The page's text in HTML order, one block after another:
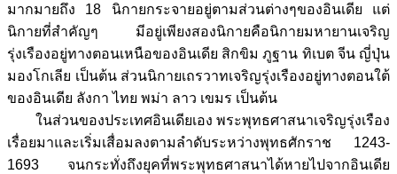
มากมายถึง 18 นิกายกระจายอยู่ตามส่วนต่างๆของอินเดีย แต่
นิกายที่สำคัญๆ มีอยู่เพียงสองนิกายคือนิกายมหายานเจริญ
รุ่งเรืองอยู่ทางตอนเหนือของอินเดีย สิกขิม ภูฐาน ทิเบต จีน ญี่ปุ่น
มองโกเลีย เป็นต้น ส่วนนิกายเถรวาทเจริญรุ่งเรืองอยู่ทางตอนใต้
ของอินเดีย ลังกา ไทย พม่า ลาว เขมร เป็นต้น
ในส่วนของประเทศอินเดียเอง พระพุทธศาสนาเจริญรุ่งเรือง
เรื่อยมาและเริ่มเสื่อมลงตามลำดับระหว่างพุทธศักราช 1243-
1693 จนกระทั่งถึงยุคที่พระพุทธศาสนาได้หายไปจากอินเดีย